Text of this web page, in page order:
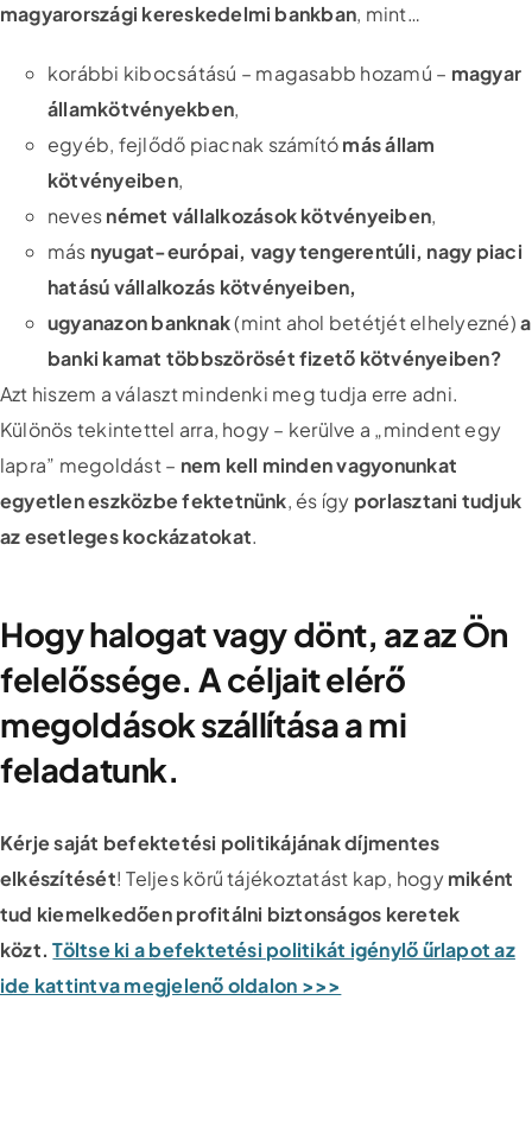
magyarországi kereskedelmi bankban, mint…
korábbi kibocsátású – magasabb hozamú – magyar
államkötvényekben,
egyéb, fejlődő piacnak számítómás állam
kötvényeiben,
nevesnémet vállalkozások kötvényeiben,
más nyugat-európai, vagy tengerentúli, nagy piaci
hatású vállalkozás kötvényeiben,
ugyanazon banknak(mint ahol betétjét elhelyezné)a
banki kamat többszörösét fizető kötvényeiben?
Azt hiszem a választ mindenki meg tudja erre adni.
Különös tekintettel arra, hogy – kerülve a „mindent egy
lapra” megoldást – nem kell minden vagyonunkat
egyetlen eszközbe fektetnünk, és így porlasztani tudjuk
az esetleges kockázatokat.
Hogy halogat vagy dönt, az az Ön
felelőssége. A céljait elérő
megoldások szállítása a mi
feladatunk.
Kérje saját befektetési politikájának díjmentes
elkészítését! Teljes körű tájékoztatást kap, hogymiként
tud kiemelkedően profitálni biztonságos keretek
közt. Töltse ki a befektetési politikát igénylő űrlapot az
ide kattintva megjelenő oldalon >>>